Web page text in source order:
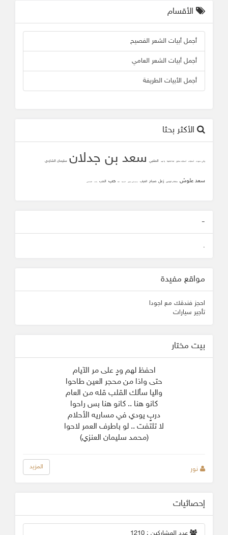
الأقسام
أجمل أبيات الشعر الفصيح
أجمل أبيات الشعر العامي
أجمل الأبيات الطريفة
الأكثر بحثا
وأني دعوت أصابك أصابك عشق لما تلاقينا يا عيد المتنبي سعد بن جدلان سليمان الشاردي
سعد علوش سلطان الهاجري زعل صباح الغياب محمد علي جنيدي المحبه ثقه حب الحب زانت الشافعي
-
.
مواقع مفيدة
احجز فندقك مع اجودا
تأجير سيارات
بيت مختار
احفظ لهم ودٍ على مر الآيام
حتى واذا من محجر العين طاحوا
واليا سألك القلب قله من العام
كانو هنا .. كانو هنا بس راحوا
دربٍ يودي في مساريه الأحلام
لا تلتفت .. لو باطرف العمر لاحوا
(محمد سليمان العنزي)
نور المزيد
إحصائيات